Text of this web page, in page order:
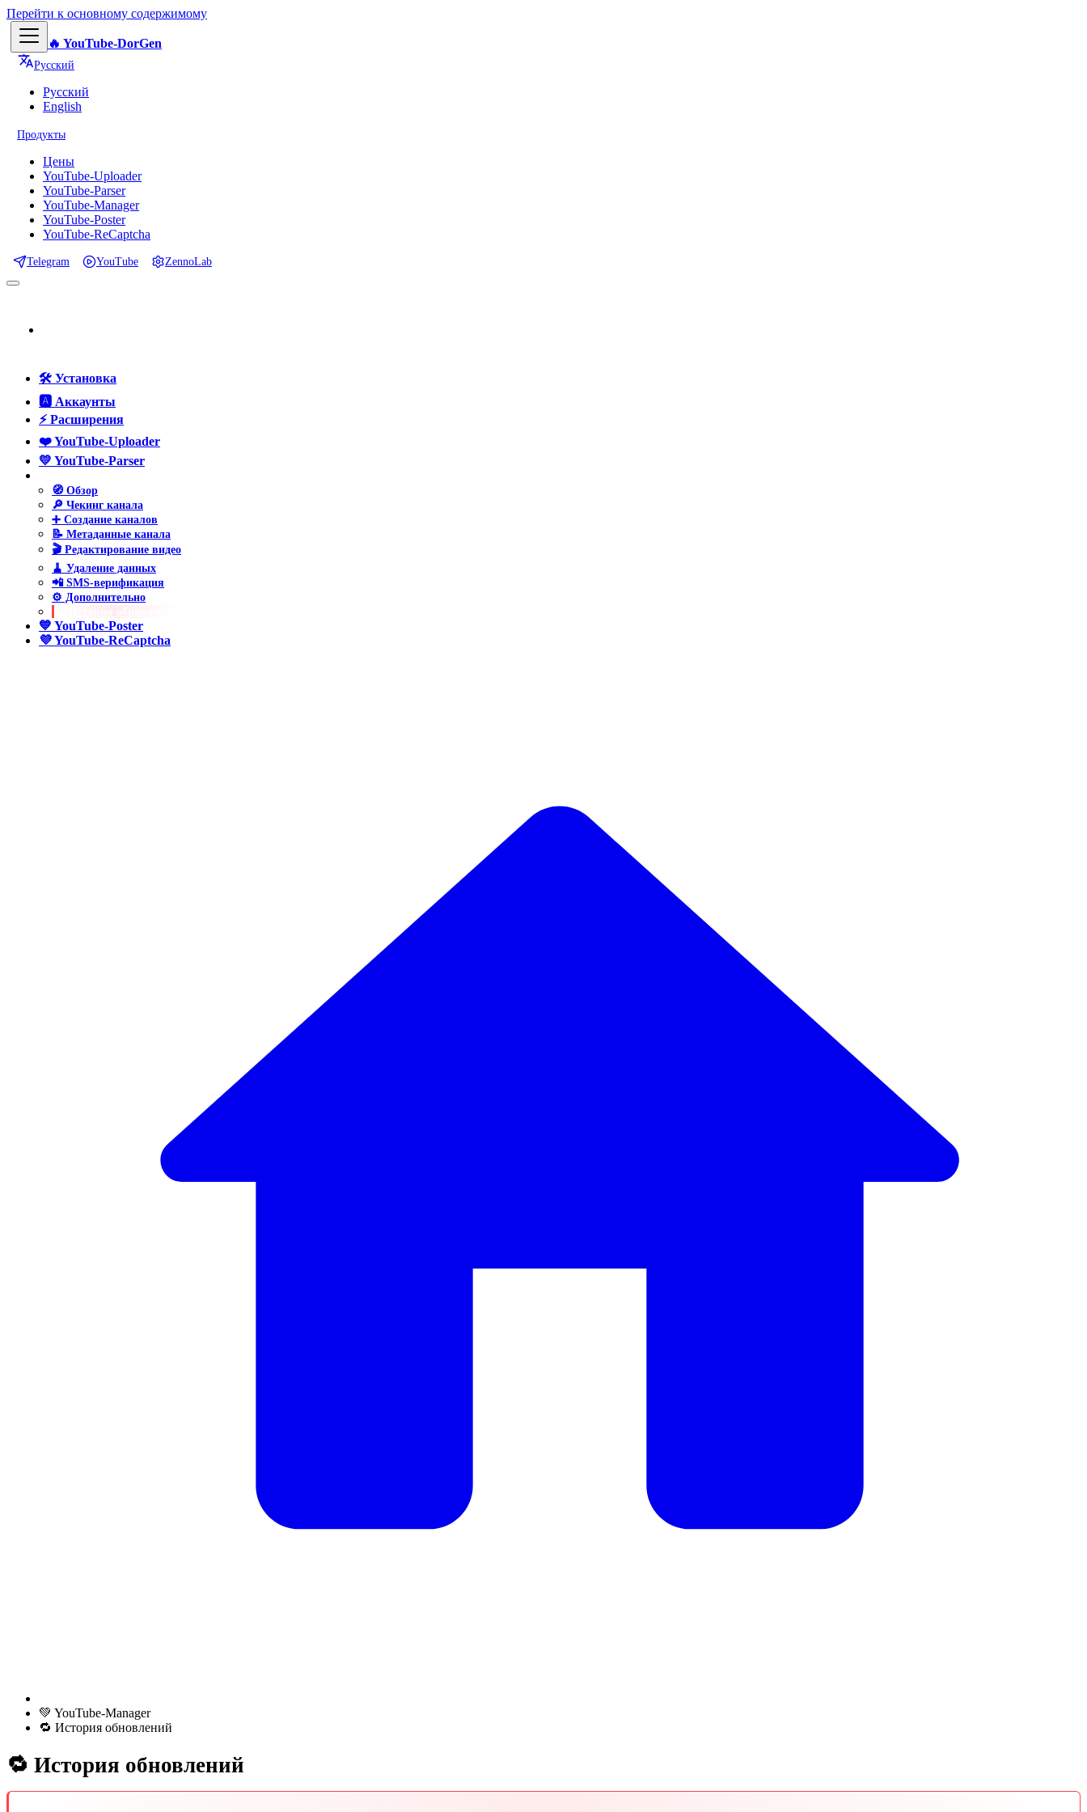
Перейти к основному содержимому
🔥 YouTube-DorGen
Русский
Русский
English
Продукты
Цены
YouTube-Uploader
YouTube-Parser
YouTube-Manager
YouTube-Poster
YouTube-ReCaptcha
Telegram YouTube ZennoLab
🛠️ Установка
🅰️ Аккаунты
⚡ Расширения
❤️ YouTube-Uploader
💛 YouTube-Parser
🧭 Обзор
🔎 Чекинг канала
➕ Создание каналов
📝 Метаданные канала
🎬 Редактирование видео
🧹 Удаление данных
📲 SMS-верификация
⚙️ Дополнительно
💙 YouTube-Poster
💜 YouTube-ReCaptcha
💚 YouTube-Manager
🔁 История обновлений
🔁 История обновлений